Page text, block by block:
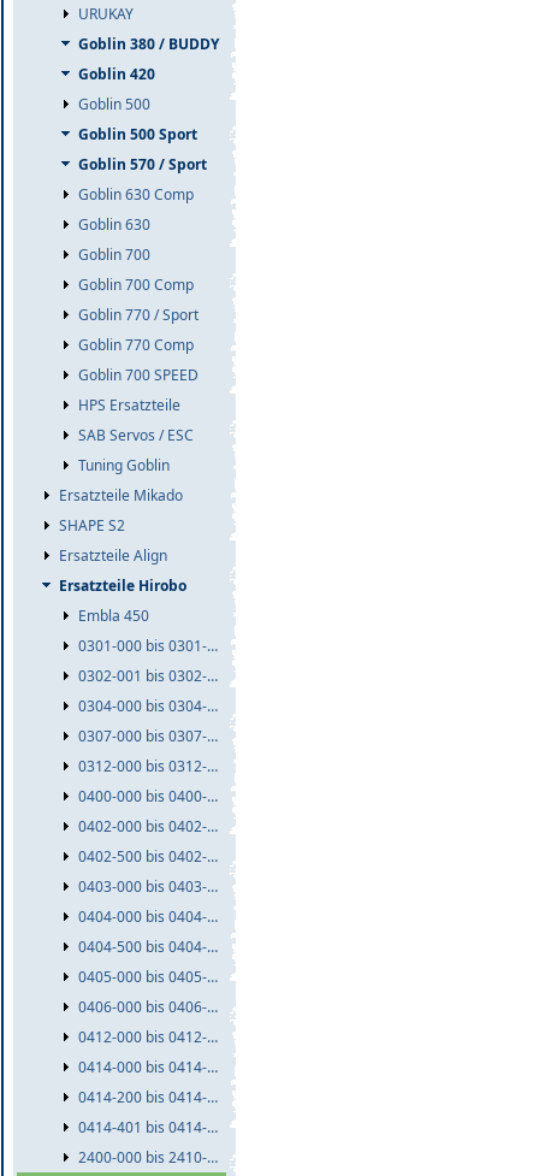
URUKAY
Goblin 380 / BUDDY
Goblin 420
Goblin 500
Goblin 500 Sport
Goblin 570 / Sport
Goblin 630 Comp
Goblin 630
Goblin 700
Goblin 700 Comp
Goblin 770 / Sport
Goblin 770 Comp
Goblin 700 SPEED
HPS Ersatzteile
SAB Servos / ESC
Tuning Goblin
Ersatzteile Mikado
SHAPE S2
Ersatzteile Align
Ersatzteile Hirobo
Embla 450
0301-000 bis 0301-999
0302-001 bis 0302-999
0304-000 bis 0304-999
0307-000 bis 0307-999
0312-000 bis 0312-999
0400-000 bis 0400-999
0402-000 bis 0402-499
0402-500 bis 0402-999
0403-000 bis 0403-999
0404-000 bis 0404-499
0404-500 bis 0404-999
0405-000 bis 0405-999
0406-000 bis 0406-999
0412-000 bis 0412-999
0414-000 bis 0414-199
0414-200 bis 0414-400
0414-401 bis 0414-999
2400-000 bis 2410-999